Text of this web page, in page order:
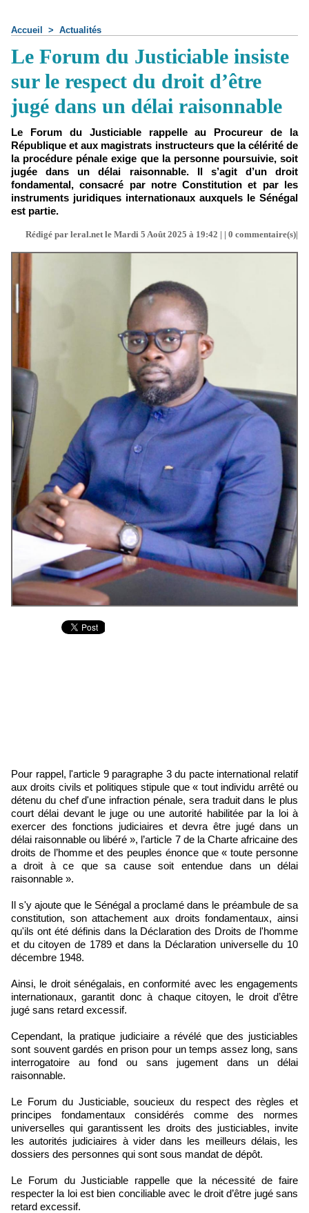
Accueil > Actualités
Le Forum du Justiciable insiste
sur le respect du droit d’être
jugé dans un délai raisonnable
Le Forum du Justiciable rappelle au Procureur de la
République et aux magistrats instructeurs que la célérité de
la procédure pénale exige que la personne poursuivie, soit
jugée dans un délai raisonnable. Il s’agit d’un droit
fondamental, consacré par notre Constitution et par les
instruments juridiques internationaux auxquels le Sénégal
est partie.
Rédigé par leral.net le Mardi 5 Août 2025 à 19:42 | | 0 commentaire(s)|
Pour rappel, l'article 9 paragraphe 3 du pacte international relatif
aux droits civils et politiques stipule que « tout individu arrêté ou
détenu du chef d'une infraction pénale, sera traduit dans le plus
court délai devant le juge ou une autorité habilitée par la loi à
exercer des fonctions judiciaires et devra être jugé dans un
délai raisonnable ou libéré », l’article 7 de la Charte africaine des
droits de l’homme et des peuples énonce que « toute personne
a droit à ce que sa cause soit entendue dans un délai
raisonnable ».
Il s'y ajoute que le Sénégal a proclamé dans le préambule de sa
constitution, son attachement aux droits fondamentaux, ainsi
qu'ils ont été définis dans la Déclaration des Droits de l'homme
et du citoyen de 1789 et dans la Déclaration universelle du 10
décembre 1948.
Ainsi, le droit sénégalais, en conformité avec les engagements
internationaux, garantit donc à chaque citoyen, le droit d’être
jugé sans retard excessif.
Cependant, la pratique judiciaire a révélé que des justiciables
sont souvent gardés en prison pour un temps assez long, sans
interrogatoire au fond ou sans jugement dans un délai
raisonnable.
Le Forum du Justiciable, soucieux du respect des règles et
principes fondamentaux considérés comme des normes
universelles qui garantissent les droits des justiciables, invite
les autorités judiciaires à vider dans les meilleurs délais, les
dossiers des personnes qui sont sous mandat de dépôt.
Le Forum du Justiciable rappelle que la nécessité de faire
respecter la loi est bien conciliable avec le droit d’être jugé sans
retard excessif.